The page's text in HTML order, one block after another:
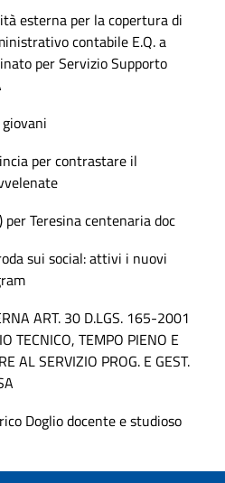
esterna per la copertura di
contabile E.Q. a
per Servizio Supporto
per contrastare il
per Teresina centenaria doc
sui social: attivi i nuovi
ART. 30 D.LGS. 165-2001
TECNICO, TEMPO PIENO E
AL SERVIZIO PROG. E GEST.
Doglio docente e studioso